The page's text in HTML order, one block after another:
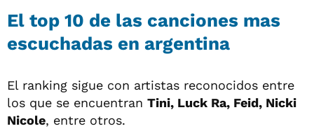
El top 10 de las canciones mas
escuchadas en argentina
El ranking sigue con artistas reconocidos entre
los que se encuentran Tini, Luck Ra, Feid, Nicki
Nicole, entre otros.